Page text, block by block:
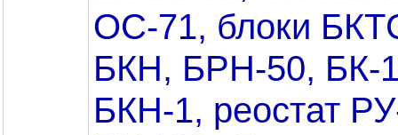
ОС-71, блоки
БКН, БРН-50, БК-
БКН-1, реостат